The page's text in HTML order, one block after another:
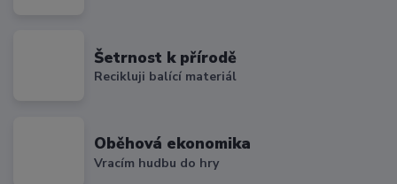
Šetrnost k přírodě
Recikluji balící materiál
Oběhová ekonomika
Vracím hudbu do hry